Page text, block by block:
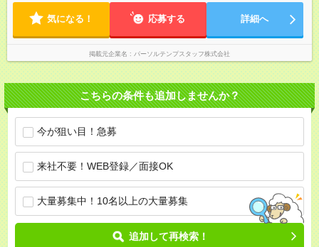
気になる！ 応募する 詳細へ
掲載元企業名 パーソルテンプスタッフ株式会社
こちらの条件も追加しませんか？
今が狙い目！急募
来社不要！WEB登録／面接OK
大量募集中！10名以上の大量募集
追加して再検索！